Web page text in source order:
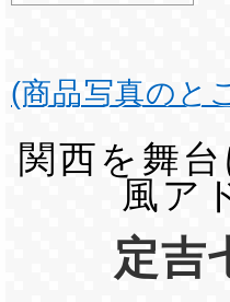
(商品写真のと
関西を舞
風ア
定吉